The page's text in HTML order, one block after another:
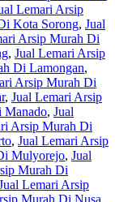
Lemari Arsip
Kota Sorong, Jual
Arsip Murah Di
, Jual Lemari Arsip
Di Lamongan,
Arsip Murah Di
, Jual Lemari Arsip
Manado, Jual
Arsip Murah Di
, Jual Lemari Arsip
Mulyorejo, Jual
Murah Di
Lemari Arsip
Murah Di Nusa